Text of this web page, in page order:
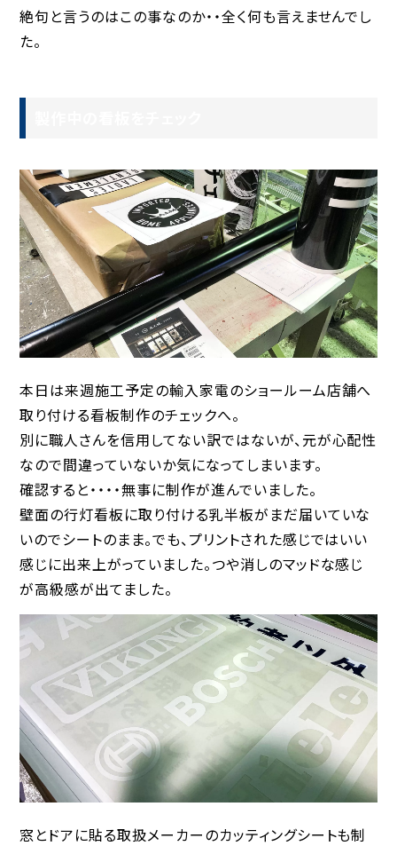
絶句と言うのはこの事なのか・・全く何も言えませんでし
た。
本日は来週施工予定の輸入家電のショールーム店舗へ
取り付ける看板制作のチェックへ。
別に職人さんを信用してない訳ではないが、元が心配性
なので間違っていないか気になってしまいます。
確認すると・・・・無事に制作が進んでいました。
壁面の行灯看板に取り付ける乳半板がまだ届いていな
いのでシートのまま。でも、プリントされた感じではいい
感じに出来上がっていました。つや消しのマッドな感じ
が高級感が出てました。
窓とドアに貼る取扱メーカーのカッティングシートも制